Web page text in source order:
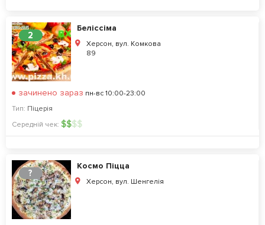
2
Беліссіма
Херсон, вул. Комкова
89
зачинено зараз пн-вс 10:00-23:00
Тип: Піцерія
Середній чек: $$$$
?
Космо Піцца
Херсон, вул. Шенгелія